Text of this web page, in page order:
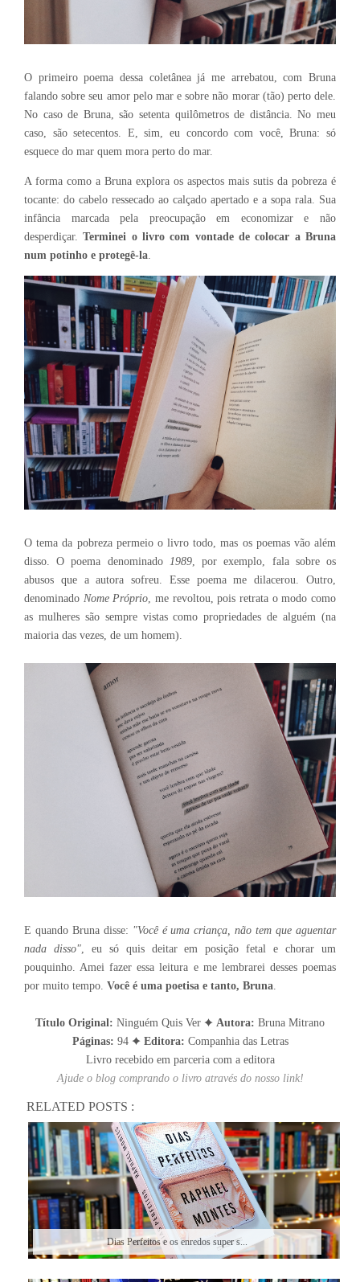
O primeiro poema dessa coletânea já me arrebatou, com Bruna
falando sobre seu amor pelo mar e sobre não morar (tão) perto dele.
No caso de Bruna, são setenta quilômetros de distância. No meu
caso, são setecentos. E, sim, eu concordo com você, Bruna: só
esquece do mar quem mora perto do mar.
A forma como a Bruna explora os aspectos mais sutis da pobreza é
tocante: do cabelo ressecado ao calçado apertado e a sopa rala. Sua
infância marcada pela preocupação em economizar e não
desperdiçar.Terminei o livro com vontade de colocar a Bruna
num potinho e protegê-la
O tema da pobreza permeio o livro todo, mas os poemas vão além
disso. O poema denominado
1989, por exemplo, fala sobre os
abusos que a autora sofreu. Esse poema me dilacerou. Outro,
denominado Nome Próprio , me revoltou, pois retrata o modo como
as mulheres são sempre vistas como propriedades de alguém (na
maioria das vezes, de um homem).
E quando Bruna disse: "Você é uma criança, não tem que aguentar
nada disso", eu só quis deitar em posição fetal e chorar um
pouquinho. Amei fazer essa leitura e me lembrarei desses poemas
por muito tempo. Você é uma poetisa e tanto, Bruna
Título Original: Ninguém Quis Ver ✦ Autora: Bruna Mitrano
Páginas: 94 ✦ Editora: Companhia das Letras
Livro recebido em parceria com a editora
Ajude o blog comprando o livro através do nosso link!
RELATED POSTS :
Dias Perfeitos e os enredos super s...